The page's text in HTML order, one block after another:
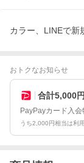
カラー、LINEで新
おトクなお知らせ
合計5,000
PayPayカード入会
うち2,000円相当は利